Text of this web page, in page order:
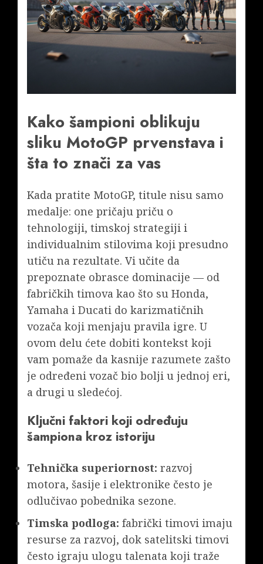
Kako šampioni oblikuju
sliku MotoGP prvenstava i
šta to znači za vas
Kada pratite MotoGP, titule nisu samo
medalje: one pričaju priču o
tehnologiji, timskoj strategiji i
individualnim stilovima koji presudno
utiču na rezultate. Vi učite da
prepoznate obrasce dominacije — od
fabričkih timova kao što su Honda,
Yamaha i Ducati do karizmatičnih
vozača koji menjaju pravila igre. U
ovom delu ćete dobiti kontekst koji
vam pomaže da kasnije razumete zašto
je određeni vozač bio bolji u jednoj eri,
a drugi u sledećoj.
Ključni faktori koji određuju
šampiona kroz istoriju
Tehnička superiornost: razvoj
motora, šasije i elektronike često je
odlučivao pobednika sezone.
Timska podloga: fabrički timovi imaju
resurse za razvoj, dok satelitski timovi
često igraju ulogu talenata koji traže